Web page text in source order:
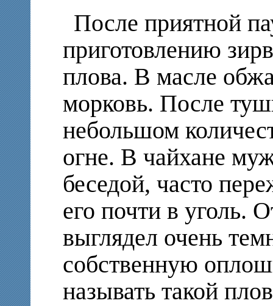
После приятной
приготовлению
плова. В масле
морковь. После
небольшом
огне. В чайхане
беседой, часто
его почти в уголь.
выглядел очень
собственную
называть такой